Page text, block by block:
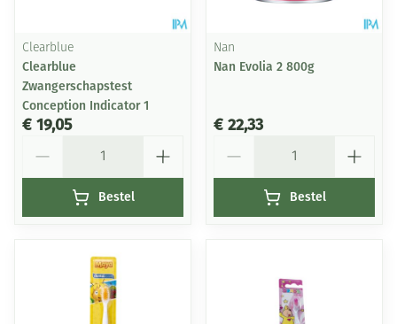
Clearblue
Clearblue
Zwangerschapstest
Conception Indicator 1
€ 19,05
Bestel
Nan
Nan Evolia 2 800g
€ 22,33
Bestel